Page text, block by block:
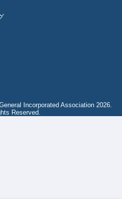
Incorporated Association 2026.
Reserved.